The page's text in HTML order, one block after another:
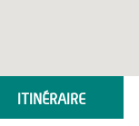
ITINÉRAIRE